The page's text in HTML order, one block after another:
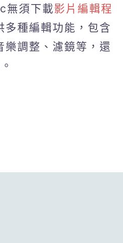
無須下載影片編輯程
種編輯功能，包含
調整、濾鏡等，還